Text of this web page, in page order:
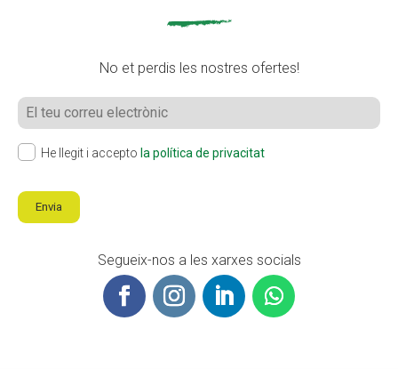
No et perdis les nostres ofertes!
He llegit i accepto la política de privacitat
Envia
Segueix-nos a les xarxes socials